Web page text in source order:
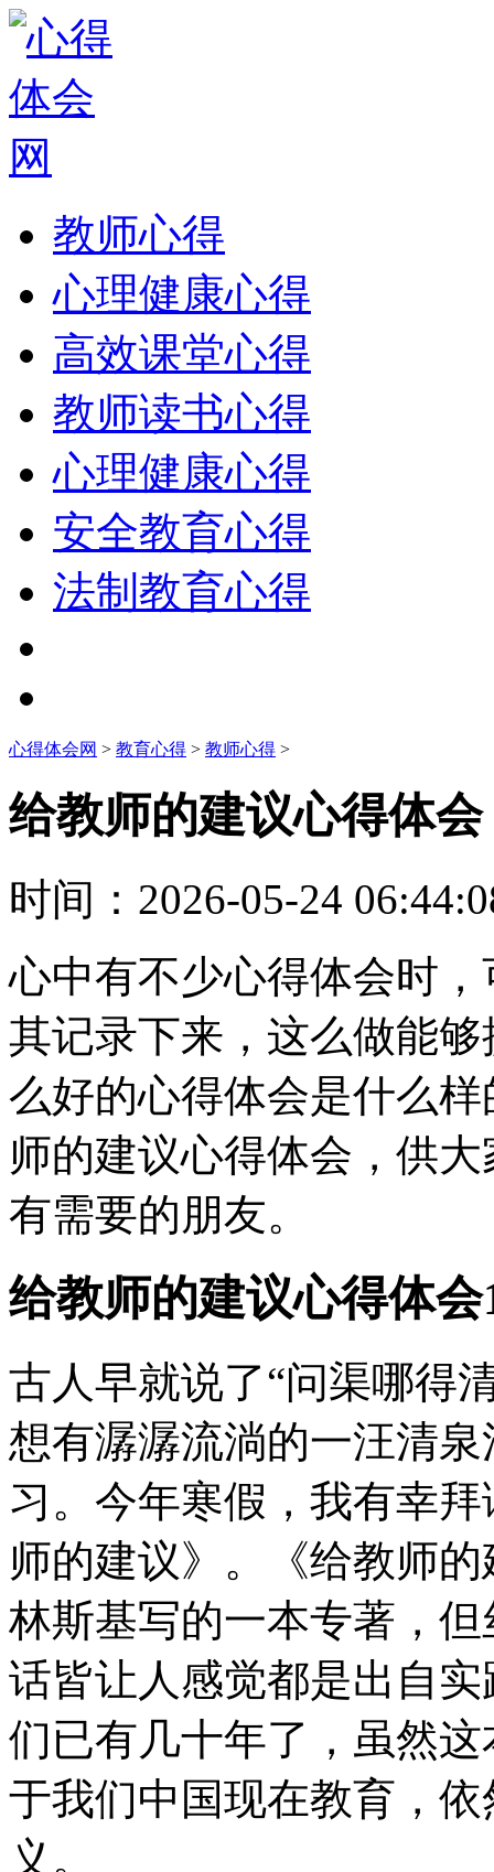
教师心得
心理健康心得
高效课堂心得
教师读书心得
心理健康心得
安全教育心得
法制教育心得
心得体会网 > 教育心得 > 教师心得 >
给教师的建议心得体会
时间： 2026-05-24
心中有不少心得体会时
其记录下来，这么做能
么好的心得体会是什么
师的建议心得体会，供
有需要的朋友。
给教师的建议心得体会
古人早就说了“问渠哪得
想有潺潺流淌的一汪清
习。今年寒假，我有幸
师的建议》。《给教师
林斯基写的一本专著，
话皆让人感觉都是出自
们已有几十年了，虽然
于我们中国现在教育，
义。